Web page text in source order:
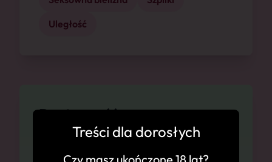
Uległość
Dostępność
Treści dla dorosłych